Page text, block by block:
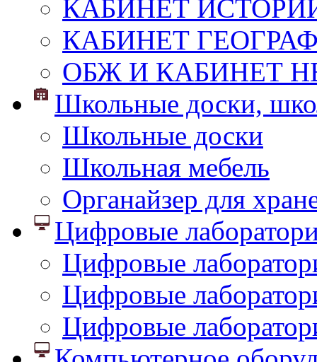
КАБИНЕТ
КАБИНЕТ
ОБЖ И КАБИНЕТ
Школьные доски,
Школьные доски
Школьная мебель
Органайзер для
Цифровые
Цифровые
Цифровые
Цифровые